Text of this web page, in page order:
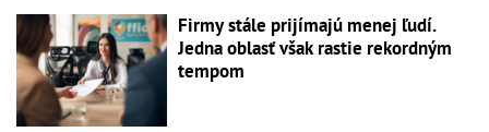
Firmy stále prijímajú menej ľudí.
Jedna oblasť však rastie rekordným
tempom